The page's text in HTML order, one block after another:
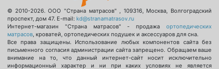
© 2010-2026.ООО "Страна матрасов" , 109316, Москва, Волгоградский
проспект, дом 47. E-mail: kd@stranamatrasov.ru
Интернет-магазин "Страна матрасов" - продажа ортопедических
матрасов, кроватей, ортопедических подушек и аксессуаров для сна.
Все права защищены. Использование любых компонентов сайта без
письменного согласия администрации сайта запрещено. Обращаем ваше
внимание на то, что данный интернет-сайт носит исключительно
информационный характер и ни при каких условиях не является